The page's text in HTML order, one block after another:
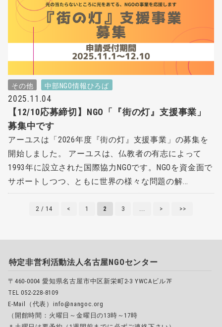
その他 中部NGO情報ひろば
2025.11.04
【12/10応募締切】NGO「『街の灯』支援事業」
募集中です
アーユスは「2026年度『街の灯』支援事業」の募集を
開始しました。 アーユスは、仏教者の有志によって
1993年に設立された国際協力NGOです。NGOを資金面で
サポートしつつ、ともに世界の様々な問題の解...
2 / 14 < 1 2 3 ... > >>
特定非営利活動法人名古屋NGOセンター
〒460-0004 愛知県名古屋市中区新栄町2-3 YWCAビル7F
TEL 052-228-8109
E-Mail（代表）info@nangoc.org
（開館時間：火曜日～金曜日の13時～17時